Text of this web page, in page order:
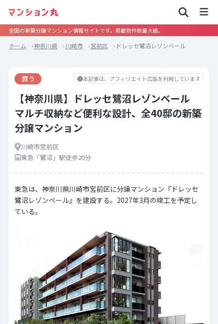
全国の新築分譲マンション情報サイトです。掲載物件数最大級。
ホーム 神奈川県 川崎市 宮前区 ドレッセ鷺沼レゾンベール
本記事は、アフィリエイト広告を利用しています
買う
【神奈川県】ドレッセ鷺沼レゾンベール
マルチ収納など便利な設計、全40邸の新築
分譲マンション
川崎市宮前区
東急「鷺沼」駅徒歩20分
東急は、神奈川県川崎市宮前区に分譲マンション『ドレッセ
鷺沼レゾンベール』を建設する。2027年3月の竣工を予定し
ている。